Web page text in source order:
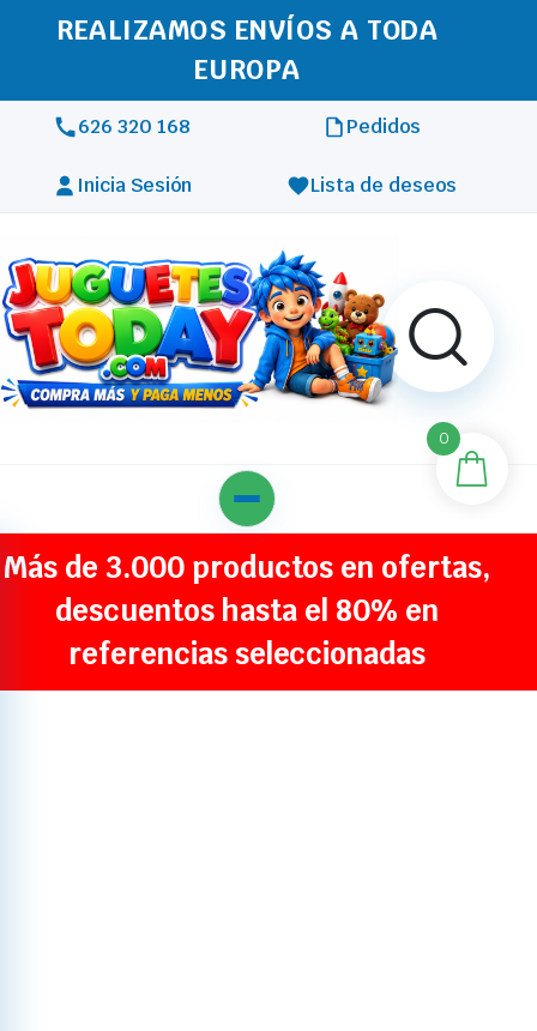
REALIZAMOS ENVÍOS A TODA
EUROPA
626 320 168 Pedidos
Inicia Sesión Lista de deseos
Más de 3.000 productos en ofertas,
descuentos hasta el 80% en
referencias seleccionadas
0